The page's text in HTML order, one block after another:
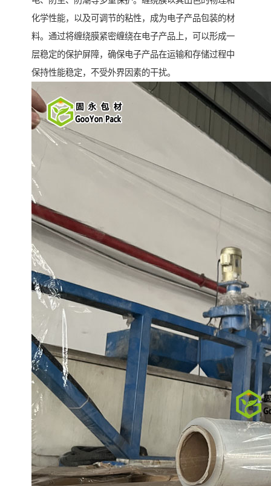
化学性能，以及可调节的粘性，成为电子产品包装的材
料。通过将缠绕膜紧密缠绕在电子产品上，可以形成一
层稳定的保护屏障，确保电子产品在运输和存储过程中
保持性能稳定，不受外界因素的干扰。